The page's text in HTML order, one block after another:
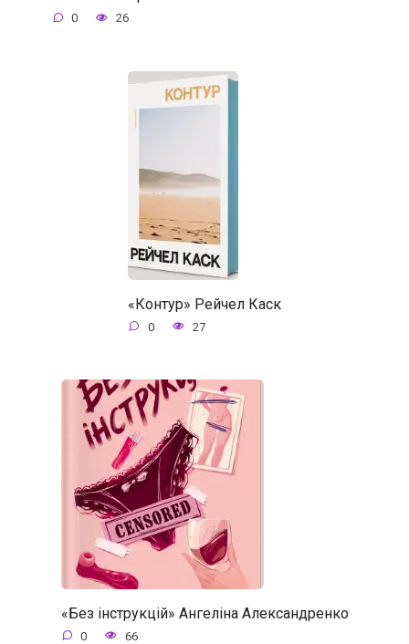
0 26
«Контур» Рейчел Каск
0 27
«Без інструкцій» Ангеліна Александренко
0 66